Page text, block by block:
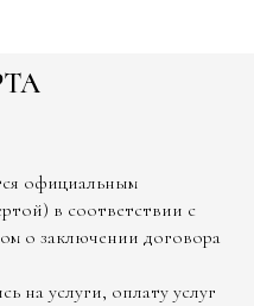
официальным
в соответствии с
о заключении договора
на услуги, оплату услуг